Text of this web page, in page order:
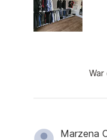
Marzena